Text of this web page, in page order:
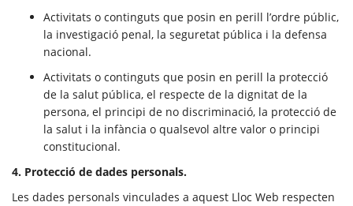
Activitats o continguts que posin en perill l’ordre públic,
la investigació penal, la seguretat pública i la defensa
nacional.
Activitats o continguts que posin en perill la protecció
de la salut pública, el respecte de la dignitat de la
persona, el principi de no discriminació, la protecció de
la salut i la infància o qualsevol altre valor o principi
constitucional.
4. Protecció de dades personals.
Les dades personals vinculades a aquest Lloc Web respecten